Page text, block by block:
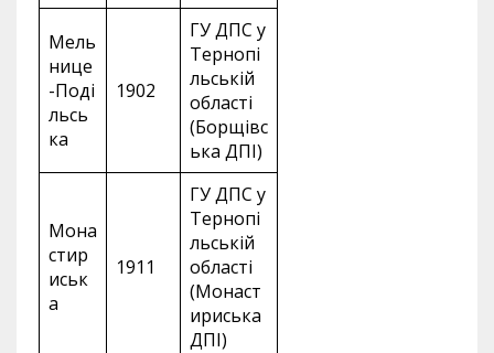
Мель
нице
-Поді
льсь
ка
1902
ГУ ДПС у
Тернопі
льській
області
(Борщівс
ька ДПІ)
Мона
стир
иськ
а
1911
ГУ ДПС у
Тернопі
льській
області
(Монаст
ириська
ДПІ)